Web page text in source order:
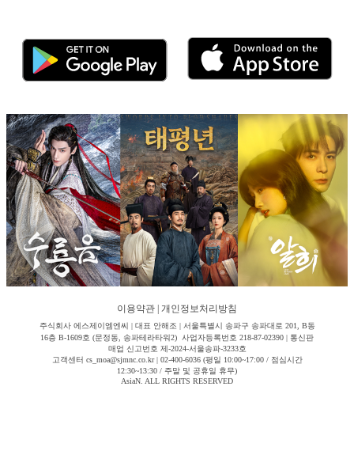
이용약관 개인정보처리방침
주식회사 에스제이엠엔씨 | 대표 안해조 | 서울특별시 송파구 송파대로 201, B동
16층 B-1609호 (문정동, 송파테라타워2) 사업자등록번호 218-87-02390 | 통신판
매업 신고번호 제-2024-서울송파-3233호
고객센터 cs_moa@sjmnc.co.kr | 02-400-6036 (평일 10:00~17:00 / 점심시간
12:30~13:30 / 주말 및 공휴일 휴무)
AsiaN. ALL RIGHTS RESERVED